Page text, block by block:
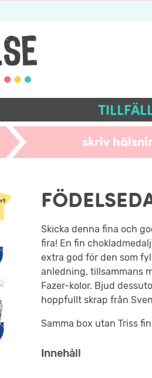
skriv
Skicka denna fina och
fira! En fin
extra god för den som
anledning, tillsammans
Fazer-kolor. Bjud
hoppfullt skrap från
Samma box utan Triss
Innehåll